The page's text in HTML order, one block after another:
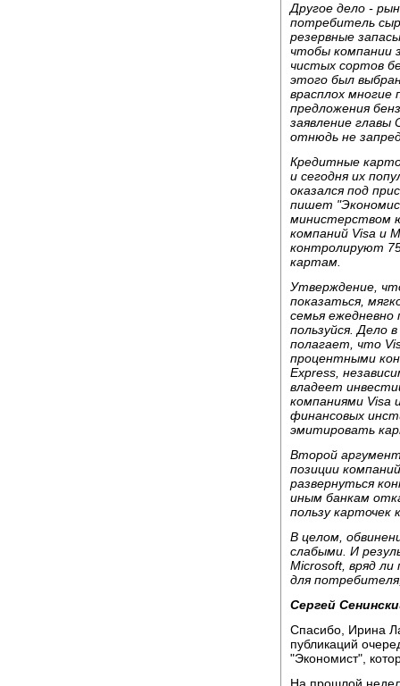
Другое дело -
потребитель
резервные
чтобы компании
чистых сортов
этого был
врасплох
предложения
заявление
отнюдь не
Кредитные
и сегодня их
оказался под
пишет
министерством
компаний Visa и
контролируют
картам.
Утверждение,
показаться,
семья ежедневно
пользуйся.
полагает, что
процентными
Express,
владеет
компаниями Visa
финансовых
эмитировать
Второй
позиции
развернуться
иным банкам
пользу карточек
В целом,
слабыми. И
Microsoft, вряд
для
Сергей
Спасибо, Ирина
публикаций
"Экономист",